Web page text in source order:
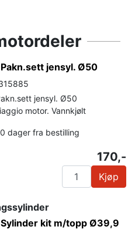
jensyl. Ø50
jensyl. Ø50
motor. Vannkjølt
dager fra bestilling
170,-
Kjøp
kit m/topp Ø39,9